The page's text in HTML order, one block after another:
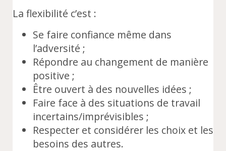
La flexibilité c’est :
Se faire confiance même dans
l’adversité ;
Répondre au changement de manière
positive ;
Être ouvert à des nouvelles idées ;
Faire face à des situations de travail
incertains/imprévisibles ;
Respecter et considérer les choix et les
besoins des autres.